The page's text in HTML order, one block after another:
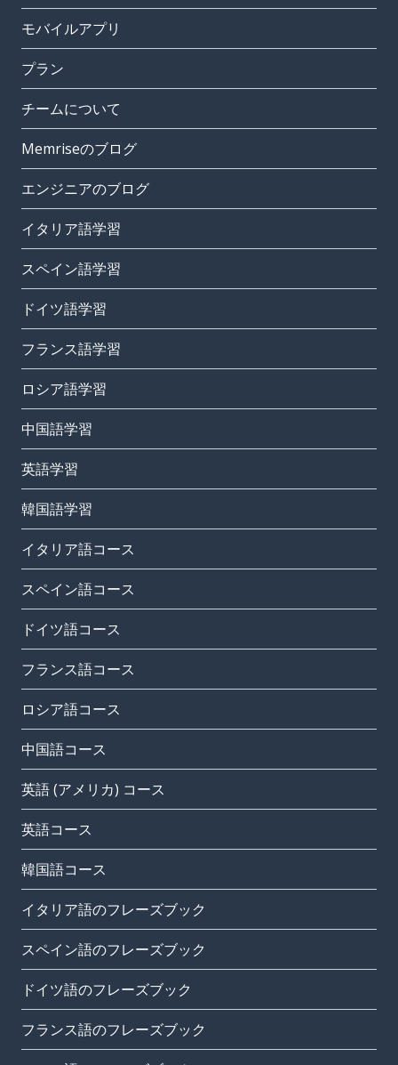
モバイルアプリ
プラン
チームについて
Memriseのブログ
エンジニアのブログ
イタリア語学習
スペイン語学習
ドイツ語学習
フランス語学習
ロシア語学習
中国語学習
英語学習
韓国語学習
イタリア語コース
スペイン語コース
ドイツ語コース
フランス語コース
ロシア語コース
中国語コース
英語 (アメリカ) コース
英語コース
韓国語コース
イタリア語のフレーズブック
スペイン語のフレーズブック
ドイツ語のフレーズブック
フランス語のフレーズブック